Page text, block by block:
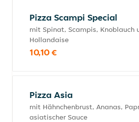
Pizza Scampi Special
mit Spinat, Scampis, Knoblauch
Hollandaise
10,10 €
Pizza Asia
mit Hähnchenbrust, Ananas,
asiatischer Sauce